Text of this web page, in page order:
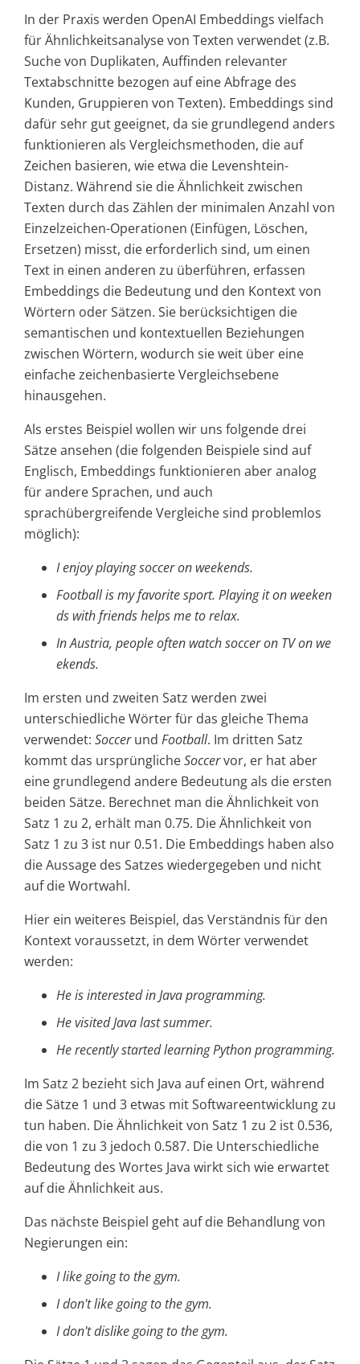
In der Praxis werden OpenAI Embeddings vielfach
für Ähnlichkeitsanalyse von Texten verwendet (z.B.
Suche von Duplikaten, Auffinden relevanter
Textabschnitte bezogen auf eine Abfrage des
Kunden, Gruppieren von Texten). Embeddings sind
dafür sehr gut geeignet, da sie grundlegend anders
funktionieren als Vergleichsmethoden, die auf
Zeichen basieren, wie etwa die Levenshtein-
Distanz. Während sie die Ähnlichkeit zwischen
Texten durch das Zählen der minimalen Anzahl von
Einzelzeichen-Operationen (Einfügen, Löschen,
Ersetzen) misst, die erforderlich sind, um einen
Text in einen anderen zu überführen, erfassen
Embeddings die Bedeutung und den Kontext von
Wörtern oder Sätzen. Sie berücksichtigen die
semantischen und kontextuellen Beziehungen
zwischen Wörtern, wodurch sie weit über eine
einfache zeichenbasierte Vergleichsebene
hinausgehen.
Als erstes Beispiel wollen wir uns folgende drei
Sätze ansehen (die folgenden Beispiele sind auf
Englisch, Embeddings funktionieren aber analog
für andere Sprachen, und auch
sprachübergreifende Vergleiche sind problemlos
möglich):
I enjoy playing soccer on weekends.
Football is my favorite sport. Playing it on weeken
ds with friends helps me to relax.
In Austria, people often watch soccer on TV on we
ekends.
Im ersten und zweiten Satz werden zwei
unterschiedliche Wörter für das gleiche Thema
verwendet: Soccerund Football. Im dritten Satz
kommt das ursprünglicheSoccervor, er hat aber
eine grundlegend andere Bedeutung als die ersten
beiden Sätze. Berechnet man die Ähnlichkeit von
Satz 1 zu 2, erhält man 0.75. Die Ähnlichkeit von
Satz 1 zu 3 ist nur 0.51. Die Embeddings haben also
die Aussage des Satzes wiedergegeben und nicht
auf die Wortwahl.
Hier ein weiteres Beispiel, das Verständnis für den
Kontext voraussetzt, in dem Wörter verwendet
werden:
He is interested in Java programming.
He visited Java last summer.
He recently started learning Python programming.
Im Satz 2 bezieht sich Java auf einen Ort, während
die Sätze 1 und 3 etwas mit Softwareentwicklung zu
tun haben. Die Ähnlichkeit von Satz 1 zu 2 ist 0.536,
die von 1 zu 3 jedoch 0.587. Die Unterschiedliche
Bedeutung des Wortes Java wirkt sich wie erwartet
auf die Ähnlichkeit aus.
Das nächste Beispiel geht auf die Behandlung von
Negierungen ein:
I like going to the gym.
I don't like going to the gym.
I don't dislike going to the gym.